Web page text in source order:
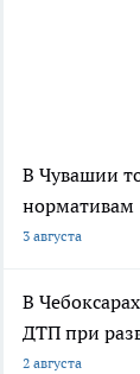
В Чувашии
нормативам
3 августа
В
ДТП при
2 августа